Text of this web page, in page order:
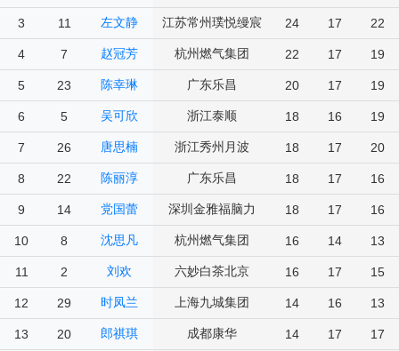
3 11 左文静 江苏常州璞悦缦宸 24 17 22
4 7 赵冠芳 杭州燃气集团 22 17 19
5 23 陈幸琳 广东乐昌 20 17 19
6 5 吴可欣 浙江泰顺 18 16 19
7 26 唐思楠 浙江秀州月波 18 17 20
8 22 陈丽淳 广东乐昌 18 17 16
9 14 党国蕾 深圳金雅福脑力 18 17 16
10 8 沈思凡 杭州燃气集团 16 14 13
11 2 刘欢 六妙白茶北京 16 17 15
12 29 时凤兰 上海九城集团 14 16 13
13 20 郎祺琪 成都康华 14 17 17